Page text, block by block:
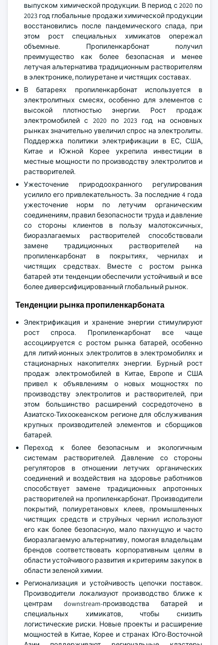
выпуском химической продукции. В период с 2020 по
2023 год глобальные продажи химической продукции
восстановились после пандемического спада, при
этом рост специальных химикатов опережал
объемные. Пропиленкарбонат получил
преимущество как более безопасная и менее
летучая альтернатива традиционным растворителям
в электронике, полиуретане и чистящих составах.
В батареях пропиленкарбонат используется в
электролитных смесях, особенно для элементов с
высокой плотностью энергии. Рост продаж
электромобилей с 2020 по 2023 год на основных
рынках значительно увеличил спрос на электролиты.
Поддержка политики электрификации в ЕС, США,
Китае и Южной Корее укрепила инвестиции в
местные мощности по производству электролитов и
растворителей.
Ужесточение природоохранного регулирования
усилило его привлекательность. За последние 4 года
ужесточение норм по летучим органическим
соединениям, правил безопасности труда и давление
со стороны клиентов в пользу малотоксичных,
биоразлагаемых растворителей способствовали
замене традиционных растворителей на
пропиленкарбонат в покрытиях, чернилах и
чистящих средствах. Вместе с ростом рынка
батарей эти тенденции обеспечили устойчивый и все
более диверсифицированный глобальный рынок.
Тенденции рынка пропиленкарбоната
Электрификация и хранение энергии стимулируют
рост спроса. Пропиленкарбонат все чаще
ассоциируется с ростом рынка батарей, особенно
для литий-ионных электролитов в электромобилях и
стационарных накопителях энергии. Бурный рост
продаж электромобилей в Китае, Европе и США
привел к объявлениям о новых мощностях по
производству электролитов и растворителей, при
этом большинство расширений сосредоточено в
Азиатско-Тихоокеанском регионе для обслуживания
крупных производителей элементов и сборщиков
батарей.
Переход к более безопасным и экологичным
системам растворителей. Давление со стороны
регуляторов в отношении летучих органических
соединений и воздействия на здоровье работников
способствует замене традиционных апротонных
растворителей на пропиленкарбонат. Производители
покрытий, полиуретановых клеев, промышленных
чистящих средств и струйных чернил используют
его как более безопасную, мало пахнущую и часто
биоразлагаемую альтернативу, помогая владельцам
брендов соответствовать корпоративным целям в
области устойчивого развития и критериям закупок в
области зеленой химии.
Регионализация и устойчивость цепочки поставок.
Производители локализуют производство ближе к
центрам downstream-производства батарей и
специальных химикатов, чтобы снизить
логистические риски. Новые проекты и расширение
мощностей в Китае, Корее и странах Юго-Восточной